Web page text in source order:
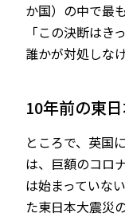
か国）の中で最
「この決断はき
誰かが対処しな
10年前の東
ところで、英国
は、巨額のコロ
は始まっていな
た東日本大震災